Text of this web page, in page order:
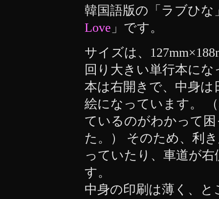
韓国語版の「ラブひ
Love 」です。
サイズは、
回り大きい単行本に
本は右開きで、中身
絵になっています。
ているのがわかって
た。） そのため、利
っていたり、車道が
す。
中身の印刷は薄く、